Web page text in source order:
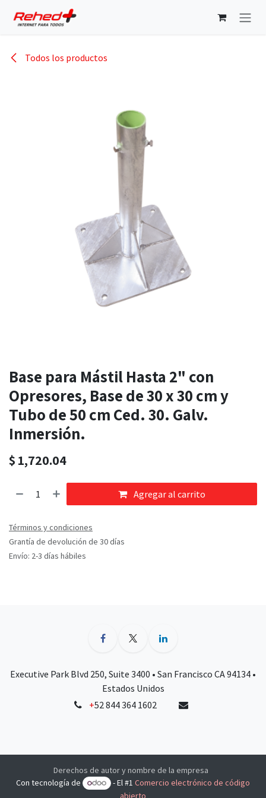
Todos los productos
Base para Mástil Hasta 2" con
Opresores, Base de 30 x 30 cm y
Tubo de 50 cm Ced. 30. Galv.
Inmersión.
$ 1,720.04
Agregar al carrito
Términos y condiciones
Grantía de devolución de 30 días
Envío: 2-3 días hábiles
Executive Park Blvd 250, Suite 3400 • San Francisco CA 94134 •
Estados Unidos
+52 844 364 1602
Derechos de autor y nombre de la empresa
Con tecnología de
- El #1Comercio electrónico de código
abierto